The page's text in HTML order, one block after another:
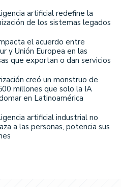
artificial redefine la
de los sistemas legados
el acuerdo entre
y Unión Europea en las
que exportan o dan servicios
creó un monstruo de
millones que solo la IA
en Latinoamérica
artificial industrial no
a las personas, potencia sus